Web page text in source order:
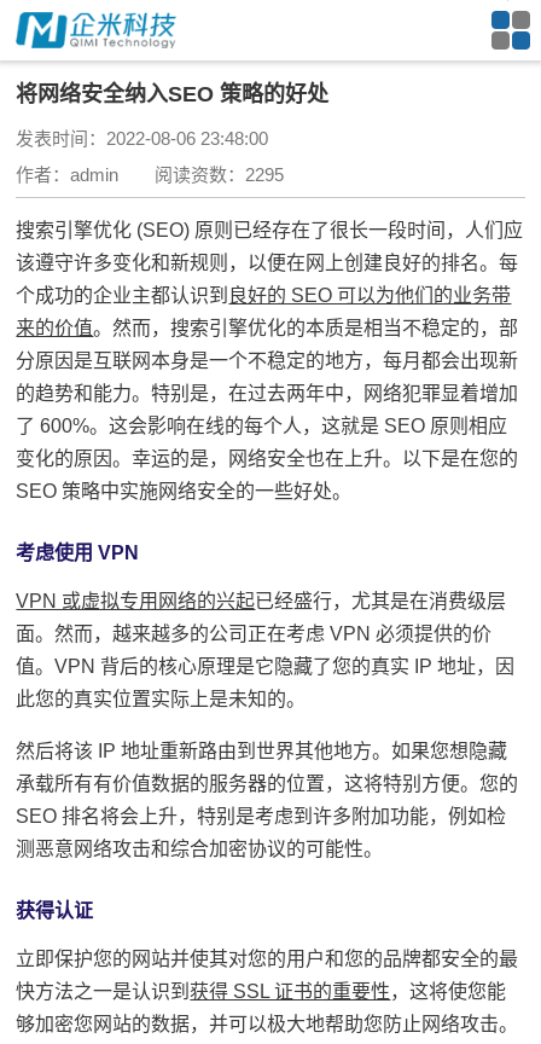
将网络安全纳入SEO 策略的好处
发表时间：2022-08-06 23:48:00
作者：admin 阅读资数：2295
搜索引擎优化 (SEO) 原则已经存在了很长一段时间，人们应
该遵守许多变化和新规则，以便在网上创建良好的排名。每
个成功的企业主都认识到 良好的 SEO 可以为他们的业务带
来的价值。然而，搜索引擎优化的本质是相当不稳定的，部
分原因是互联网本身是一个不稳定的地方，每月都会出现新
的趋势和能力。特别是，在过去两年中，网络犯罪显着增加
了 600%。这会影响在线的每个人，这就是 SEO 原则相应
变化的原因。幸运的是，网络安全也在上升。以下是在您的
SEO 策略中实施网络安全的一些好处。
考虑使用 VPN
VPN 或虚拟专用网络的兴起已经盛行，尤其是在消费级层
面。然而，越来越多的公司正在考虑 VPN 必须提供的价
值。VPN 背后的核心原理是它 隐藏了您的真实 IP 地址，因
此您的真实位置实际上是未知的。
然后将该 IP 地址重新路由到世界其他地方。如果您想隐藏
承载所有有价值数据的服务器的位置，这将特别方便。您的
SEO 排名将会上升，特别是考虑到许多附加功能，例如检
测恶意网络攻击和综合加密协议的可能性。
获得认证
立即保护您的网站并使其对您的用户和您的品牌都安全的最
快方法之一是认识到获得 SSL 证书的重要性，这将使您能
够加密您网站的数据，并可以极大地帮助您防止网络攻击。